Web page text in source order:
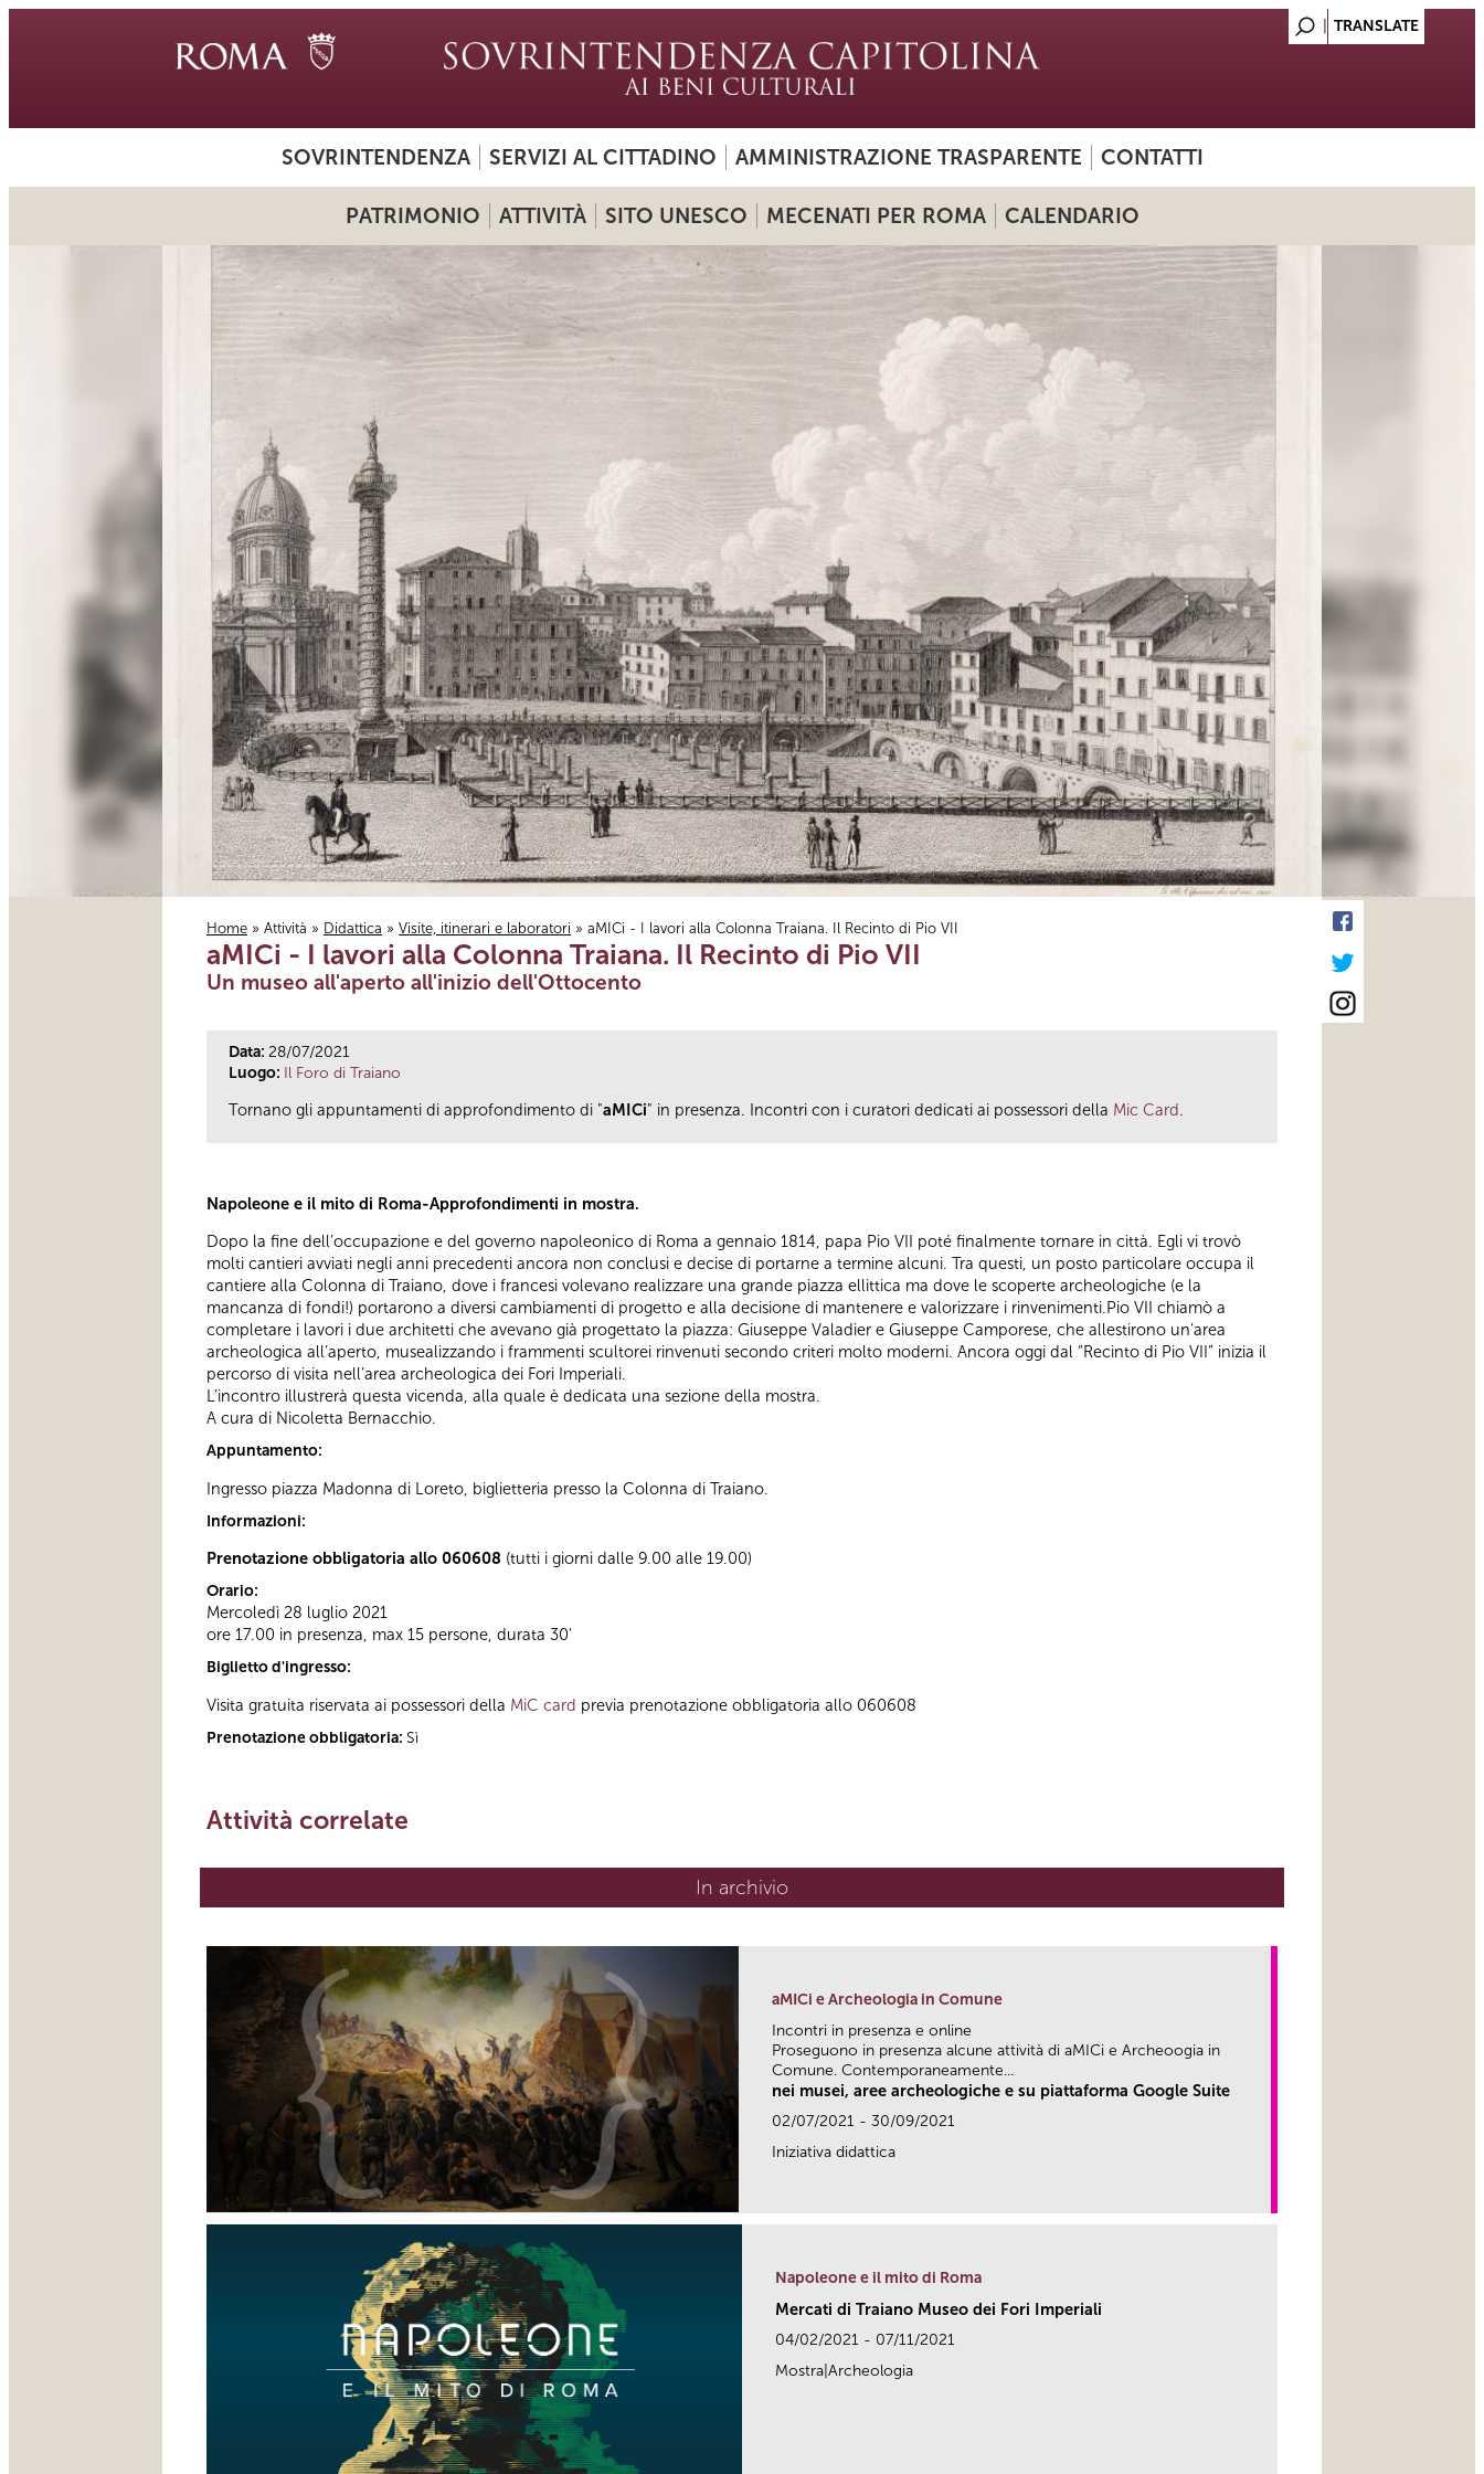
SOVRINTENDENZA SERVIZI AL CITTADINO AMMINISTRAZIONE TRASPARENTE CONTATTI
PATRIMONIO ATTIVITÀ SITO UNESCO MECENATI PER ROMA CALENDARIO
Tu sei qui
Home » Attività » Didattica » Visite, itinerari e laboratori » aMICi - I lavori alla Colonna Traiana. Il Recinto di Pio VII
aMICi - I lavori alla Colonna Traiana. Il Recinto di Pio VII
Un museo all'aperto all'inizio dell'Ottocento
Data: 28/07/2021
Luogo: Il Foro di Traiano
Tornano gli appuntamenti di approfondimento di "aMICi" in presenza. Incontri con i curatori dedicati ai possessori della Mic Card.
Napoleone e il mito di Roma-Approfondimenti in mostra.
Dopo la fine dell’occupazione e del governo napoleonico di Roma a gennaio 1814, papa Pio VII poté finalmente tornare in città. Egli vi trovò
molti cantieri avviati negli anni precedenti ancora non conclusi e decise di portarne a termine alcuni. Tra questi, un posto particolare occupa il
cantiere alla Colonna di Traiano, dove i francesi volevano realizzare una grande piazza ellittica ma dove le scoperte archeologiche (e la
mancanza di fondi!) portarono a diversi cambiamenti di progetto e alla decisione di mantenere e valorizzare i rinvenimenti.Pio VII chiamò a
completare i lavori i due architetti che avevano già progettato la piazza: Giuseppe Valadier e Giuseppe Camporese, che allestirono un’area
archeologica all’aperto, musealizzando i frammenti scultorei rinvenuti secondo criteri molto moderni. Ancora oggi dal “Recinto di Pio VII” inizia il
percorso di visita nell’area archeologica dei Fori Imperiali.
L’incontro illustrerà questa vicenda, alla quale è dedicata una sezione della mostra.
A cura di Nicoletta Bernacchio.
Appuntamento:
Ingresso piazza Madonna di Loreto, biglietteria presso la Colonna di Traiano.
Informazioni:
Prenotazione obbligatoria allo 060608 (tutti i giorni dalle 9.00 alle 19.00)
Orario:
Mercoledì 28 luglio 2021
ore 17.00 in presenza, max 15 persone, durata 30'
Biglietto d'ingresso:
Visita gratuita riservata ai possessori della MiC card previa prenotazione obbligatoria allo 060608
Prenotazione obbligatoria: Sì
Attività correlate
In archivio
aMICi e Archeologia in Comune
Incontri in presenza e online
Proseguono in presenza alcune attività di aMICi e Archeoogia in
Comune. Contemporaneamente...
nei musei, aree archeologiche e su piattaforma Google Suite
02/07/2021 - 30/09/2021
Iniziativa didattica
Napoleone e il mito di Roma
Mercati di Traiano Museo dei Fori Imperiali
04/02/2021 - 07/11/2021
Mostra|Archeologia